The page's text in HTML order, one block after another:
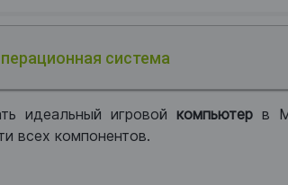
система
идеальный игровой компьютер в
всех компонентов.